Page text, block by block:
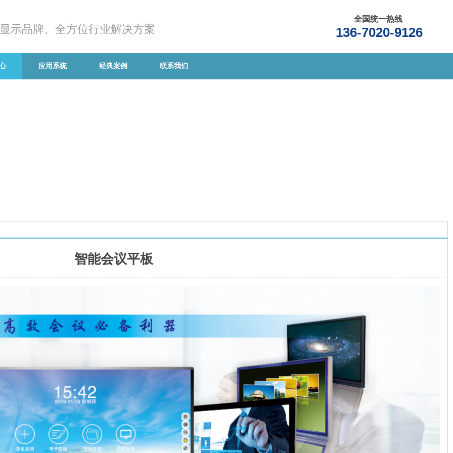
示品牌、全方位行业解决方案
全国统一热线
136-7020-9126
应用系统 经典案例 联系我们
智能会议平板